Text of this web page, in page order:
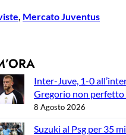
Mercato Juventus
Inter-Juve, 1-0
Gregorio non perfetto
8 Agosto 2026
Suzuki al Psg per 35